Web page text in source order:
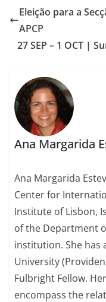
Eleição para a
APCP
27 SEP – 1 OCT |
Ana Margarida
Ana Margarida
Center for
Institute of Lisbon,
of the Department
institution. She has
University
Fulbright Fellow.
encompass the